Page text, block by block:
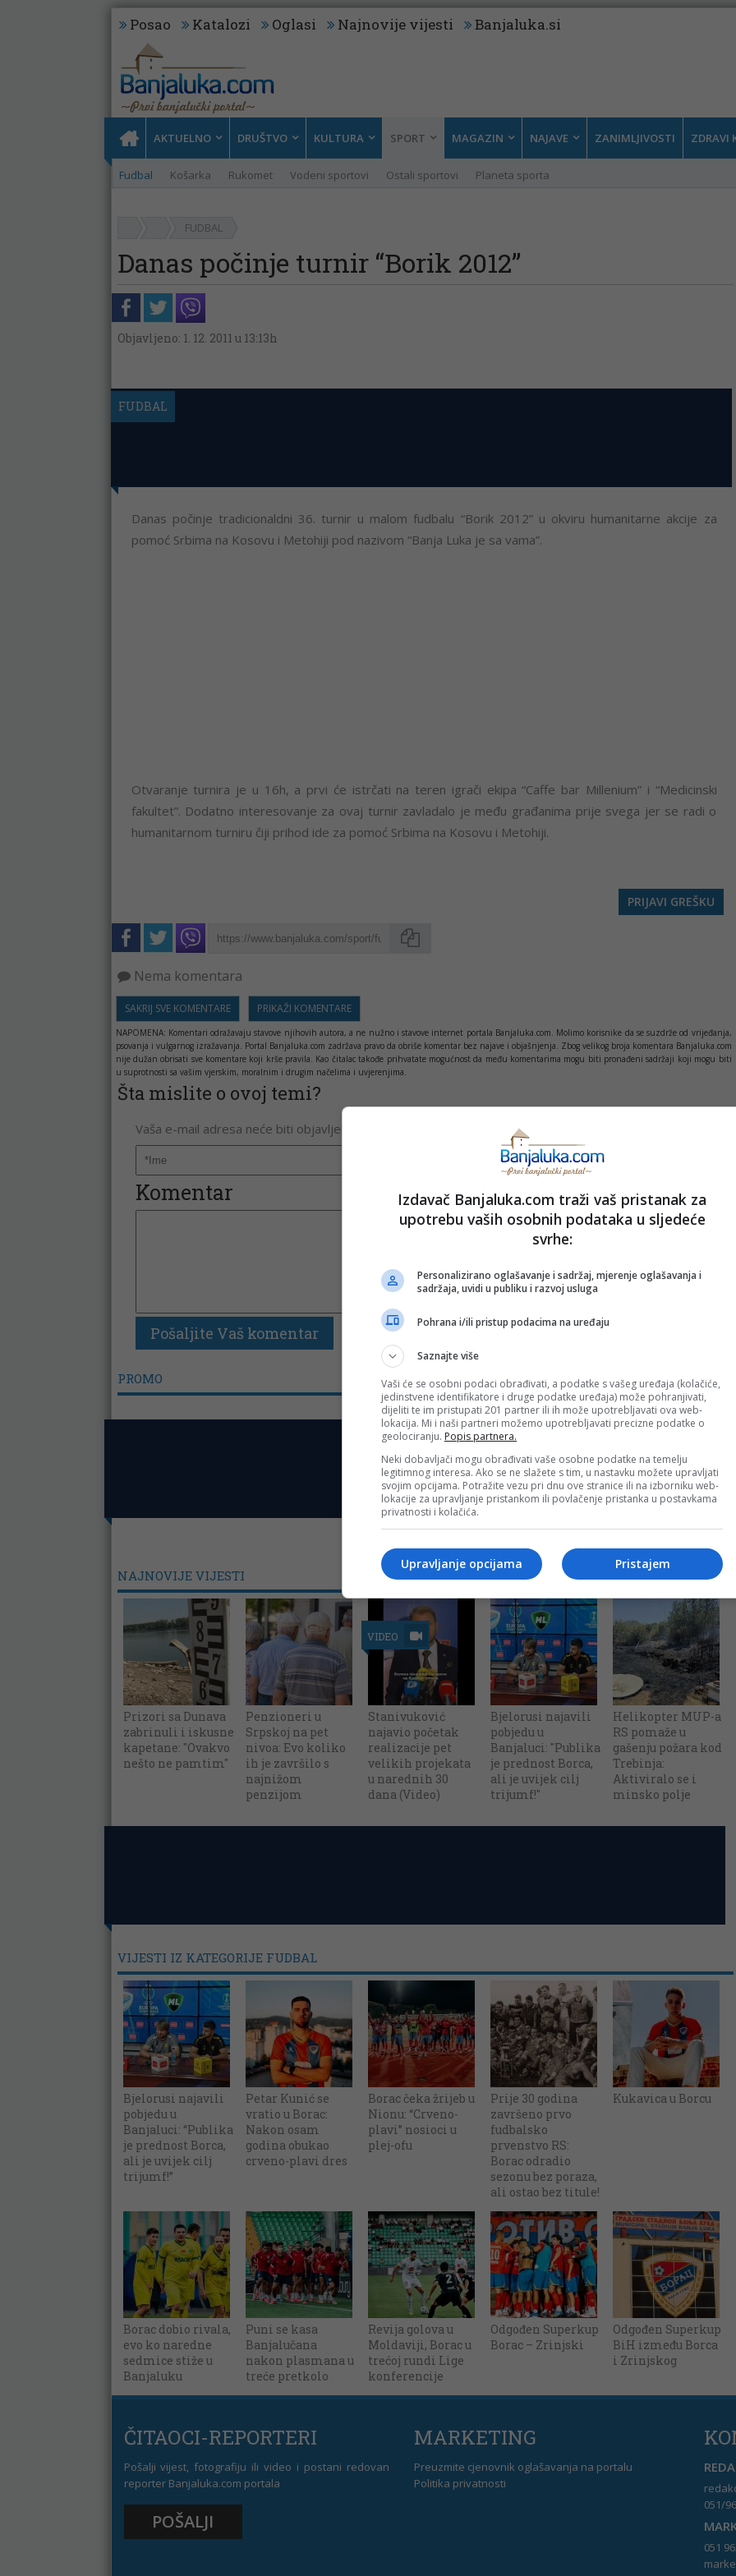
Posao Katalozi Oglasi Najnovije vijesti Banjaluka.si
AKTUELNO DRUŠTVO KULTURA SPORT
Fudbal Košarka Rukomet Vodeni sportovi Ostali sportovi Planeta sporta
MAGAZIN NAJAVE ZANIMLJIVOSTI ZDRAVI
FUDBAL
Danas počinje turnir “Borik 2012”
Objavljeno: 1. 12. 2011 u 13:13h
FUDBAL
Danas počinje tradicionaldni 36. turnir u malom fudbalu “Borik 2012” u okviru humanitarne akcije za
pomoć Srbima na Kosovu i Metohiji pod nazivom “Banja Luka je sa vama”.
Otvaranje turnira je u 16h, a prvi će istrčati na teren igrači ekipa “Caffe bar Millenium” i “Medicinski
fakultet”. Dodatno interesovanje za ovaj turnir zavladalo je među građanima prije svega jer se radi o
humanitarnom turniru čiji prihod ide za pomoć Srbima na Kosovu i Metohiji.
PRIJAVI GREŠKU
Nema komentara
SAKRIJ SVE KOMENTARE PRIKAŽI KOMENTARE
NAPOMENA: Komentari odražavaju stavove njihovih autora, a ne nužno i stavove internet portala Banjaluka.com. Molimo korisnike da se suzdrže od vrijeđanja,
psovanja i vulgarnog izražavanja. Portal Banjaluka.com zadržava pravo da obriše komentar bez najave i objašnjenja. Zbog velikog broja komentara Banjaluka.com
nije dužan obrisati sve komentare koji krše pravila. Kao čitalac takođe prihvatate mogućnost da među komentarima mogu biti pronađeni sadržaji koji mogu biti
u suprotnosti sa vašim vjerskim, moralnim i drugim načelima i uvjerenjima.
Šta mislite o ovoj temi?
Vaša e-mail adresa neće biti objavljena. Sva polja su obavezna!
Komentar
PROMO
NAJNOVIJE VIJESTI
Prizori sa Dunava
zabrinuli i iskusne
kapetane: "Ovakvo
nešto ne pamtim"
Penzioneri u
Srpskoj na pet
nivoa: Evo koliko
ih je završilo s
najnižom
penzijom
VIDEO
Stanivuković
najavio početak
realizacije pet
velikih projekata
u narednih 30
dana (Video)
Bjelorusi najavili
pobjedu u
Banjaluci: "Publika
je prednost Borca,
ali je uvijek cilj
trijumf!"
Helikopter MUP-a
RS pomaže u
gašenju požara kod
Trebinja:
Aktiviralo se i
minsko polje
VIJESTI IZ KATEGORIJE FUDBAL
Bjelorusi najavili
pobjedu u
Banjaluci: “Publika
je prednost Borca,
ali je uvijek cilj
trijumf!”
Petar Kunić se
vratio u Borac:
Nakon osam
godina obukao
crveno-plavi dres
Borac čeka žrijeb u
Nionu: “Crveno-
plavi” nosioci u
plej-ofu
Prije 30 godina
završeno prvo
fudbalsko
prvenstvo RS:
Borac odradio
sezonu bez poraza,
ali ostao bez titule!
Kukavica u Borcu
Borac dobio rivala,
evo ko naredne
sedmice stiže u
Banjaluku
Puni se kasa
Banjalučana
nakon plasmana u
treće pretkolo
Revija golova u
Moldaviji, Borac u
trećoj rundi Lige
konferencije
Odgođen Superkup
Borac – Zrinjski
Odgođen Superkup
BiH između Borca
i Zrinjskog
ČITAOCI-REPORTERI
Pošalji vijest, fotografiju ili video i postani redovan
reporter Banjaluka.com portala
POŠALJI
MARKETING
Preuzmite cjenovnik oglašavanja na portalu
Politika privatnosti
051/
051
Izdavač Banjaluka.com traži vaš pristanak za
upotrebu vaših osobnih podataka u sljedeće
svrhe:
Personalizirano oglašavanje i sadržaj, mjerenje oglašavanja i
sadržaja, uvidi u publiku i razvoj usluga
Pohrana i/ili pristup podacima na uređaju
Saznajte više
Vaši će se osobni podaci obrađivati, a podatke s vašeg uređaja (kolačiće,
jedinstvene identifikatore i druge podatke uređaja) može pohranjivati,
dijeliti te im pristupati 201 partner ili ih može upotrebljavati ova web-
lokacija. Mi i naši partneri možemo upotrebljavati precizne podatke o
geolociranju. Popis partnera.
Neki dobavljači mogu obrađivati vaše osobne podatke na temelju
legitimnog interesa. Ako se ne slažete s tim, u nastavku možete upravljati
svojim opcijama. Potražite vezu pri dnu ove stranice ili na izborniku web-
lokacije za upravljanje pristankom ili povlačenje pristanka u postavkama
privatnosti i kolačića.
Pristajem
Upravljanje opcijama